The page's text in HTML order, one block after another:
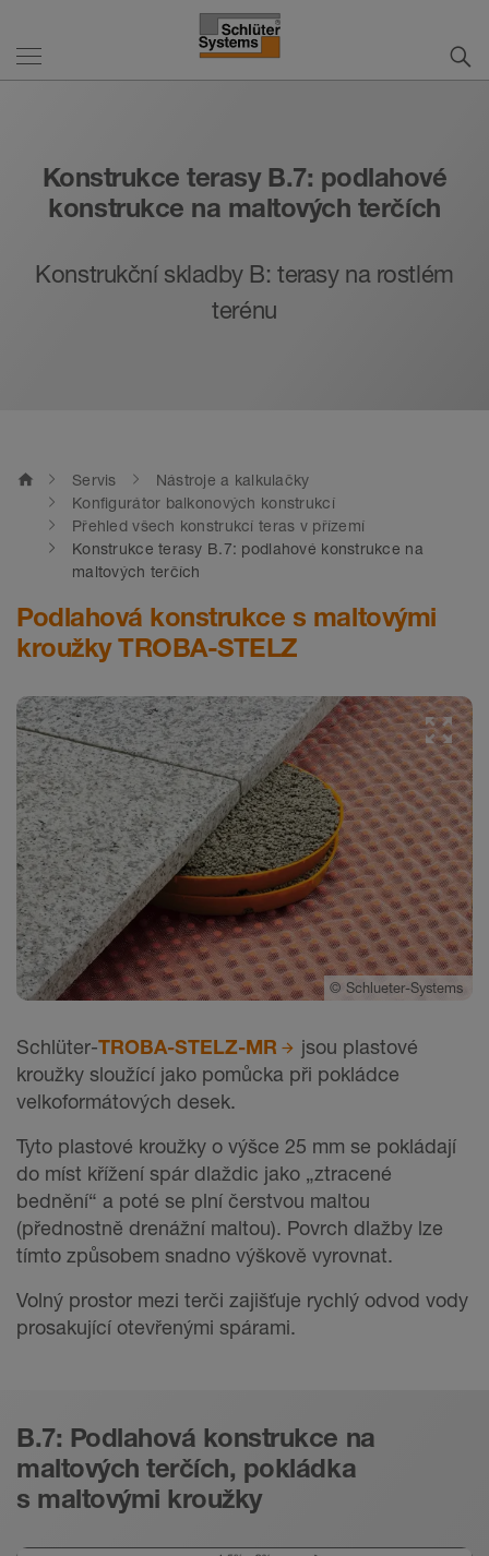
Konstrukce terasy B.7: podlahové
konstrukce na maltových terčích
Konstrukční skladby B: terasy na rostlém
terénu
home Servis
Nástroje a kalkulačky
Konfigurátor balkonových konstrukcí
Přehled všech konstrukcí teras v přízemí
Konstrukce terasy B.7: podlahové konstrukce na
maltových terčích
Podlahová konstrukce s maltovými
kroužky TROBA-STELZ
© Schlueter-Systems
Schlüter-TROBA-STELZ-MR
jsou plastové
kroužky sloužící jako pomůcka při pokládce
velkoformátových desek.
Tyto plastové kroužky o výšce 25 mm se pokládají
do míst křížení spár dlaždic jako „ztracené
bednění“ a poté se plní čerstvou maltou
(přednostně drenážní maltou). Povrch dlažby lze
tímto způsobem snadno výškově vyrovnat.
Volný prostor mezi terči zajišťuje rychlý odvod vody
prosakující otevřenými spárami.
B.7: Podlahová konstrukce na
maltových terčích, pokládka
s maltovými kroužky